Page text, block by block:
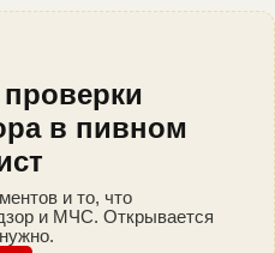
в пивном
и то, что
и МЧС. Открывается